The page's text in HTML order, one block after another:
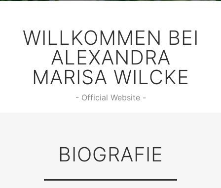
WILLKOMMEN BEI
ALEXANDRA
MARISA WILCKE
- Official Website -
BIOGRAFIE